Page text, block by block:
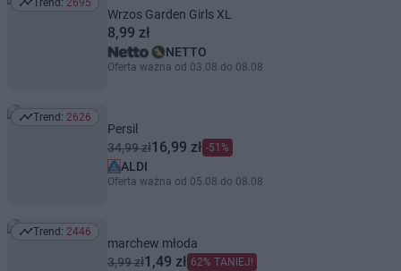
Trend: 2695
Trend: 2695
Wrzos Garden Girls XL
8,99 zł
NETTO
Oferta ważna od 03.08 do 08.08
Trend: 2626
Trend: 2626
Persil
34,99 zł16,99 zł -51%
ALDI
Oferta ważna od 05.08 do 08.08
Trend: 2446
Trend: 2446
marchew młoda
3,99 zł1,49 zł 62% TANIEJ!